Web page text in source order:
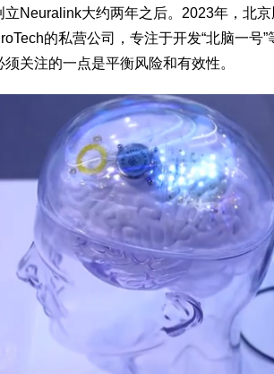
立Neuralink大约两年之后。2023年，北
的私营公司，专注于开发“北脑一号
关注的一点是平衡风险和有效性。